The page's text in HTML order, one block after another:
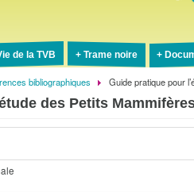
de la TVB Trame noire
bibliographiques Guide pratique pour
des Petits